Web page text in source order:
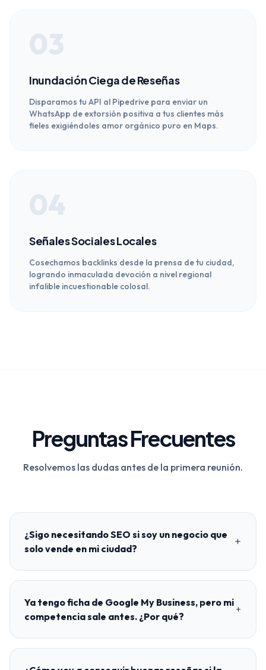
Inundación Ciega de Reseñas
Disparamos tu API al Pipedrive para enviar un
WhatsApp de extorsión positiva a tus clientes más
fieles exigiéndoles amor orgánico puro en Maps.
Señales Sociales Locales
Cosechamos backlinks desde la prensa de tu ciudad,
logrando inmaculada devoción a nivel regional
infalible incuestionable colosal.
Preguntas Frecuentes
Resolvemos las dudas antes de la primera reunión.
¿Sigo necesitando SEO si soy un negocio que
solo vende en mi ciudad?
Ya tengo ficha de Google My Business, pero mi
competencia sale antes. ¿Por qué?